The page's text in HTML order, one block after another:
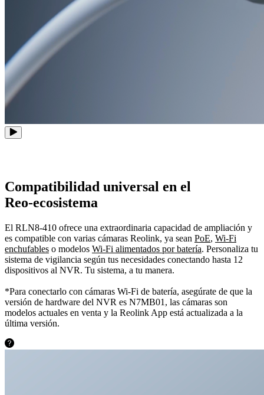
Compatibilidad universal en el
Reo-ecosistema
El RLN8-410 ofrece una extraordinaria capacidad de ampliación y
es compatible con varias cámaras Reolink, ya sean PoE, Wi-Fi
enchufables o modelos Wi-Fi alimentados por batería. Personaliza tu
sistema de vigilancia según tus necesidades conectando hasta 12
dispositivos al NVR. Tu sistema, a tu manera.
*Para conectarlo con cámaras Wi-Fi de batería, asegúrate de que la
versión de hardware del NVR es N7MB01, las cámaras son
modelos actuales en venta y la Reolink App está actualizada a la
última versión.